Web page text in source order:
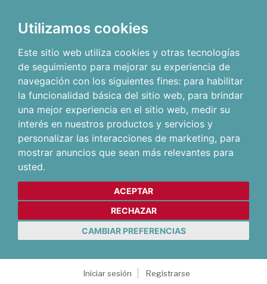
Utilizamos cookies
Este sitio web utiliza cookies y otras tecnologías
de seguimiento para mejorar su experiencia de
navegación con los siguientes fines: para habilitar
la funcionalidad básica del sitio web, para brindar
una mejor experiencia en el sitio web, medir su
interés en nuestros productos y servicios y
personalizar las interacciones de marketing, para
mostrar anuncios que sean más relevantes para
usted.
ACEPTAR
RECHAZAR
CAMBIAR PREFERENCIAS
Iniciar sesión
Registrarse